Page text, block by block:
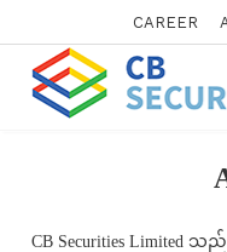
CAREER
CB Securities Limited သ